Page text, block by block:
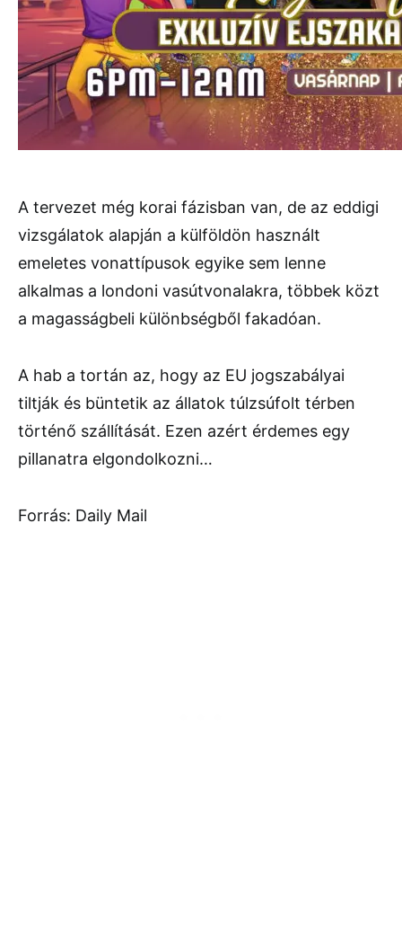
A tervezet még korai fázisban van, de az eddigi
vizsgálatok alapján a külföldön használt
emeletes vonattípusok egyike sem lenne
alkalmas a londoni vasútvonalakra, többek közt
a magasságbeli különbségből fakadóan.
A hab a tortán az, hogy az EU jogszabályai
tiltják és büntetik az állatok túlzsúfolt térben
történő szállítását. Ezen azért érdemes egy
pillanatra elgondolkozni…
Forrás: Daily Mail